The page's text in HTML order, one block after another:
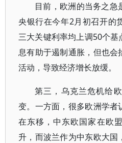
目前，欧洲的当务之急
央银行在今年2月初召开的
三大关键利率均上调50个
息有助于遏制通胀，但也
活动，导致经济增长放缓。
第三，乌克兰危机给
变。一方面，很多欧洲学者
在东移，中东欧国家在欧
升，而波兰作为中东欧大国